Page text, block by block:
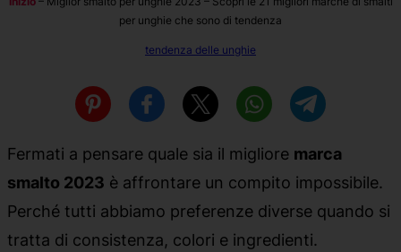
per unghie che sono di tendenza
tendenza delle unghie
Fermati a pensare quale sia il migliore marca
smalto 2023 è affrontare un compito impossibile.
Perché tutti abbiamo preferenze diverse quando si
tratta di consistenza, colori e ingredienti.